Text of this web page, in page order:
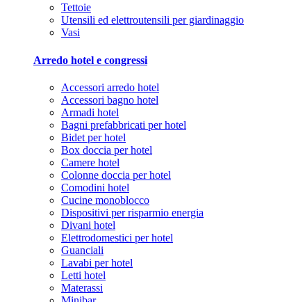
Tettoie
Utensili ed elettroutensili per giardinaggio
Vasi
Arredo hotel e congressi
Accessori arredo hotel
Accessori bagno hotel
Armadi hotel
Bagni prefabbricati per hotel
Bidet per hotel
Box doccia per hotel
Camere hotel
Colonne doccia per hotel
Comodini hotel
Cucine monoblocco
Dispositivi per risparmio energia
Divani hotel
Elettrodomestici per hotel
Guanciali
Lavabi per hotel
Letti hotel
Materassi